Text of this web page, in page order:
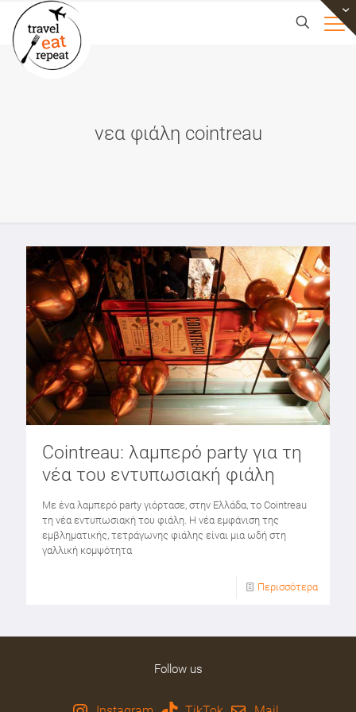
νεα φιάλη cointreau
Cointreau: λαμπερό party για τη
νέα του εντυπωσιακή φιάλη
Με ένα λαμπερό party γιόρτασε, στην Ελλάδα, το Cointreau
τη νέα εντυπωσιακή του φιάλη. Η νέα εμφάνιση της
εμβληματικής, τετράγωνης φιάλης είναι μια ωδή στη
γαλλική κομψότητα
Περισσότερα
Follow us